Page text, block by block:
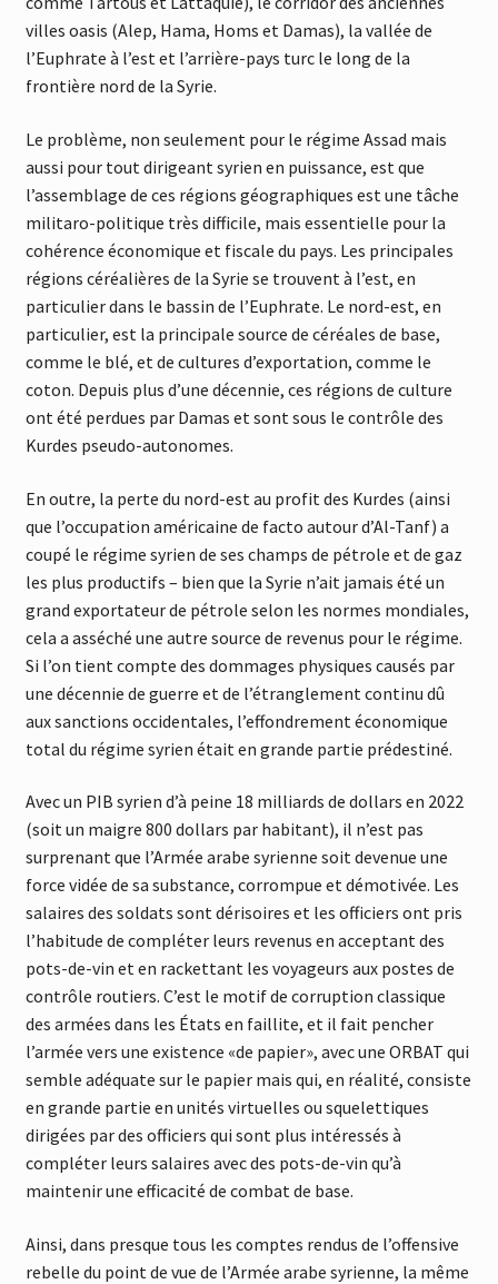
villes oasis (Alep, Hama, Homs et Damas), la vallée de
l’Euphrate à l’est et l’arrière-pays turc le long de la
frontière nord de la Syrie.
Le problème, non seulement pour le régime Assad mais
aussi pour tout dirigeant syrien en puissance, est que
l’assemblage de ces régions géographiques est une tâche
militaro-politique très difficile, mais essentielle pour la
cohérence économique et fiscale du pays. Les principales
régions céréalières de la Syrie se trouvent à l’est, en
particulier dans le bassin de l’Euphrate. Le nord-est, en
particulier, est la principale source de céréales de base,
comme le blé, et de cultures d’exportation, comme le
coton. Depuis plus d’une décennie, ces régions de culture
ont été perdues par Damas et sont sous le contrôle des
Kurdes pseudo-autonomes.
En outre, la perte du nord-est au profit des Kurdes (ainsi
que l’occupation américaine de facto autour d’Al-Tanf) a
coupé le régime syrien de ses champs de pétrole et de gaz
les plus productifs – bien que la Syrie n’ait jamais été un
grand exportateur de pétrole selon les normes mondiales,
cela a asséché une autre source de revenus pour le régime.
Si l’on tient compte des dommages physiques causés par
une décennie de guerre et de l’étranglement continu dû
aux sanctions occidentales, l’effondrement économique
total du régime syrien était en grande partie prédestiné.
Avec un PIB syrien d’à peine 18 milliards de dollars en 2022
(soit un maigre 800 dollars par habitant), il n’est pas
surprenant que l’Armée arabe syrienne soit devenue une
force vidée de sa substance, corrompue et démotivée. Les
salaires des soldats sont dérisoires et les officiers ont pris
l’habitude de compléter leurs revenus en acceptant des
pots-de-vin et en rackettant les voyageurs aux postes de
contrôle routiers. C’est le motif de corruption classique
des armées dans les États en faillite, et il fait pencher
l’armée vers une existence «de papier», avec une ORBAT qui
semble adéquate sur le papier mais qui, en réalité, consiste
en grande partie en unités virtuelles ou squelettiques
dirigées par des officiers qui sont plus intéressés à
compléter leurs salaires avec des pots-de-vin qu’à
maintenir une efficacité de combat de base.
Ainsi, dans presque tous les comptes rendus de l’offensive
rebelle du point de vue de l’Armée arabe syrienne, la même